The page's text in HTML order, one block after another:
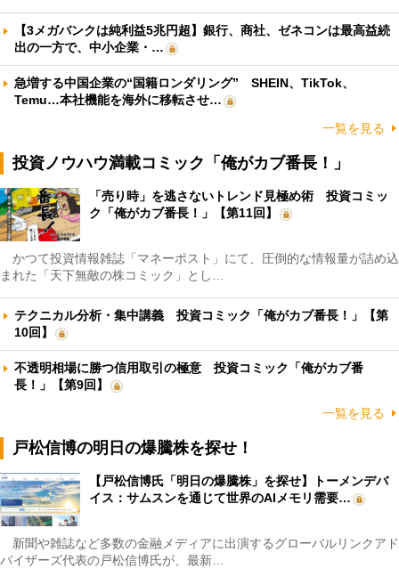
【3メガバンクは純利益5兆円超】銀行、商社、ゼネコンは最高益続
出の一方で、中小企業・…
急増する中国企業の“国籍ロンダリング” SHEIN、TikTok、
Temu…本社機能を海外に移転させ…
一覧を見る
投資ノウハウ満載コミック「俺がカブ番長！」
「売り時」を逃さないトレンド見極め術 投資コミッ
ク「俺がカブ番長！」【第11回】
かつて投資情報雑誌「マネーポスト」にて、圧倒的な情報量が詰め込
まれた「天下無敵の株コミック」とし…
テクニカル分析・集中講義 投資コミック「俺がカブ番長！」【第
10回】
不透明相場に勝つ信用取引の極意 投資コミック「俺がカブ番
長！」【第9回】
一覧を見る
戸松信博の明日の爆騰株を探せ！
【戸松信博氏「明日の爆騰株」を探せ】トーメンデバ
イス：サムスンを通じて世界のAIメモリ需要…
新聞や雑誌など多数の金融メディアに出演するグローバルリンクアド
バイザーズ代表の戸松信博氏が、最新…